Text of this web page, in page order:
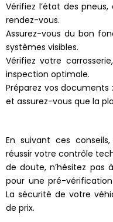
Vérifiez l’état des
rendez-vous.
Assurez-vous du bon
systèmes visibles.
Vérifiez votre
inspection optimale.
Préparez vos
et assurez-vous que la
En suivant ces
réussir votre contrôle
de doute, n’hésitez pas
pour une pré-
La sécurité de votre
de prix.